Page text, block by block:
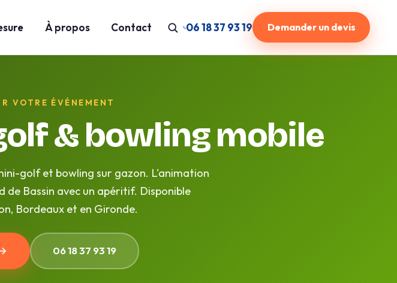
À propos Contact 06 18 37 93 19 Demander un devis
VOTRE ÉVÉNEMENT
& bowling mobile
golf et bowling sur gazon. L'animation
de Bassin avec un apéritif. Disponible
Bordeaux et en Gironde.
06 18 37 93 19